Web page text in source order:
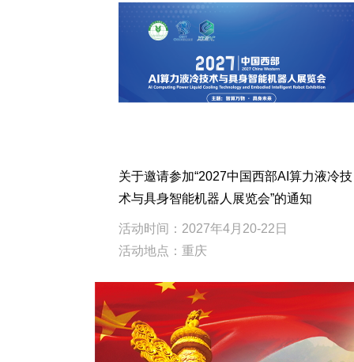
关于邀请参加“2027中国西部AI算力液冷技
术与具身智能机器人展览会”的通知
活动时间：2027年4月20-22日
活动地点：重庆